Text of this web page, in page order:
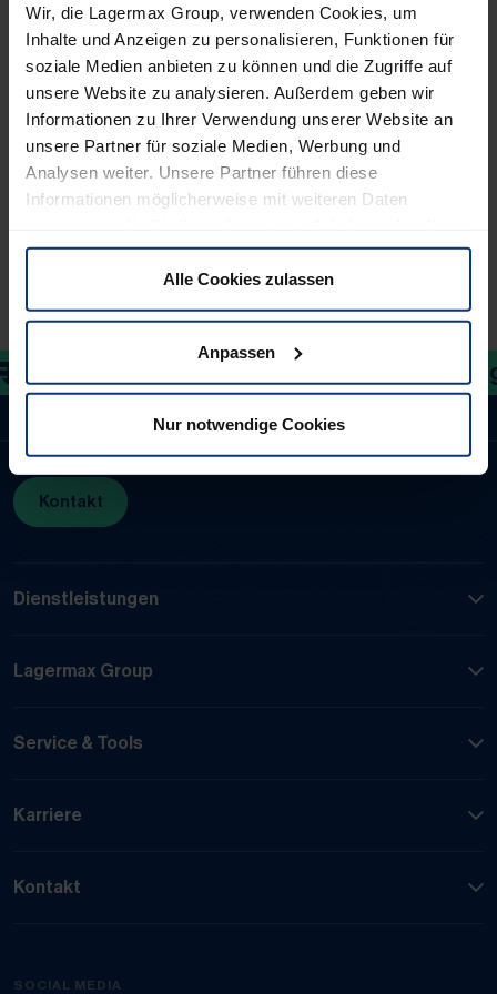
Wir, die Lagermax Group, verwenden Cookies, um
Inhalte und Anzeigen zu personalisieren, Funktionen für
soziale Medien anbieten zu können und die Zugriffe auf
unsere Website zu analysieren. Außerdem geben wir
Informationen zu Ihrer Verwendung unserer Website an
unsere Partner für soziale Medien, Werbung und
Analysen weiter. Unsere Partner führen diese
Informationen möglicherweise mit weiteren Daten
sie im Rahmen Ihrer Nutzung der Dienste gesammelt
haben. Sie können selbst entscheiden, welche Cookies
wir verwenden dürfen. Natürlich haben Sie jederzeit die
Alle Cookies zulassen
Anpassen
Nur notwendige Cookies
Bei der Tarifgestaltung der jeweils gefahrenen Kilometer
gibt es keinen festen Satz der frankreichweit Gültigkeit
besitzt. Dadurch ist die Höhe der Maut nicht einheitlich
fest-gelegt.
Das über 11.000 Kilometer lange Streckennetz wird von
mehr als 20 verschiedenen Betreibergesellschaften
verwaltet und befindet in privater Hand.
Weitere Informationen auf autoroutes
(Öffnet in neuem Tab)
Startseite
Roadpricing | Frankreich
Kontakt
Dienstleistungen
Lagermax Group
Service & Tools
Karriere
Kontakt
SOCIAL MEDIA